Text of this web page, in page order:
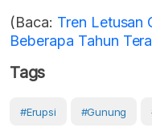
(Baca: Tren Letusan
Beberapa Tahun
Tags
#erupsi #Gunung